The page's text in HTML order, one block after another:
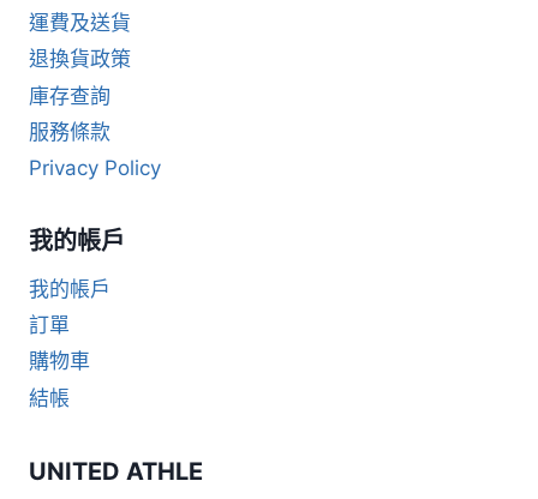
運費及送貨
退換貨政策
庫存查詢
服務條款
Privacy Policy
我的帳戶
我的帳戶
訂單
購物車
結帳
UNITED ATHLE